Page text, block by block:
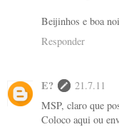
Beijinhos e boa
Responder
E?
21.7.11
MSP, claro que
Coloco aqui ou